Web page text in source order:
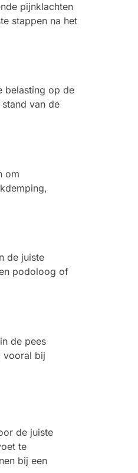
pijnklachten
stappen na het
belasting op de
van de
om
de juiste
podoloog of
de pees
vooral bij
de juiste
te
bij een